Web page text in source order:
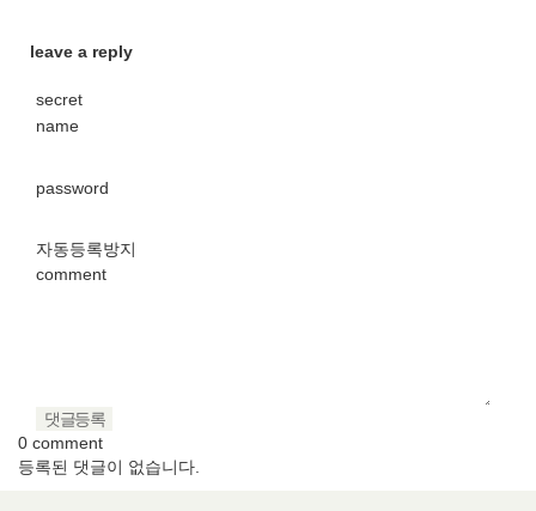
leave a reply
secret
name
password
자동등록방지
comment
0 comment
등록된 댓글이 없습니다.